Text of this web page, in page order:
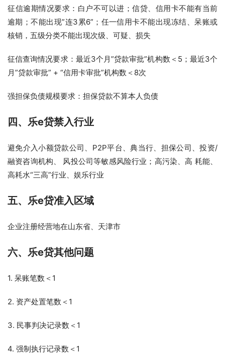
征信逾期情况要求：白户不可以进；信贷、信用卡不能有当前
逾期；不能出现”连3累6”；任一信用卡不能出现冻结、呆账或
核销，五级分类不能出现次级、可疑、损失
征信查询情况要求：最近3个月”贷款审批”机构数＜5；最近3个
月”贷款审批” + “信用卡审批”机构数＜8次
强担保负债规模要求：担保贷款不算本人负债
四、乐e贷禁入行业
避免介入小额贷款公司、P2P平台、典当行、担保公司、投资/
融资咨询机构、 风投公司等敏感风险行业；高污染、高 耗能、
高耗水“三高”行业、娱乐行业
五、 乐e贷准入区域
企业注册经营地在山东省、天津市
六、乐e贷其他问题
1. 呆账笔数＜1
2. 资产处置笔数＜1
3. 民事判决记录数＜1
4. 强制执行记录数＜1